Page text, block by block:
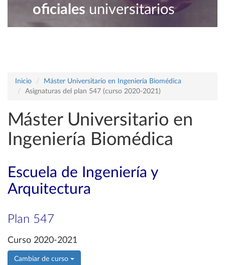
oficiales universitarios
Inicio
Máster Universitario en Ingeniería Biomédica
Asignaturas del plan 547 (curso 2020-2021)
Máster Universitario en
Ingeniería Biomédica
Escuela de Ingeniería y
Arquitectura
Plan 547
Curso 2020-2021
Cambiar de curso